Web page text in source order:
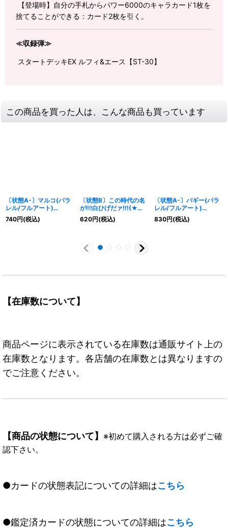
【登場時】自分の手札からパワー6000のキャラカード1枚を
捨てることができる：カード2枚を引く。
≪収録弾≫
スタートデッキEX ルフィ&エース【ST-30】
この商品を買った人は、こんな商品も買っています
〔状態A-〕マルコ(パラ
レル/フルアート)
【C/P】{ST30-008}
740円(税込)
〔状態B〕この時代の名
が!!!白ひげだァ!!!(★有
り/foil)【C/P】{ST30-
015}
620円(税込)
〔状態A-〕バギー(パラ
レル/フルアート)
【C/P】{ST30-011}
830円(税込)
【在庫数について】
商品ページに表示されている在庫数は通販サイト上の
在庫数となります。各店舗の在庫数とは異なりますの
でご注意ください。
【商品の状態について】 ※初めて購入される方は必ずご確
認下さい。
●カードの状態表記についての詳細はこちら
●鑑定済カードの状態についての詳細はこちら